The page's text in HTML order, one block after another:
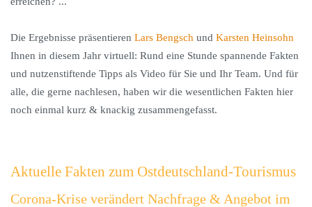
Die Ergebnisse präsentieren Lars Bengsch und Karsten Heinsohn
Ihnen in diesem Jahr virtuell: Rund eine Stunde spannende Fakten
und nutzenstiftende Tipps als Video für Sie und Ihr Team. Und für
alle, die gerne nachlesen, haben wir die wesentlichen Fakten hier
noch einmal kurz & knackig zusammengefasst.
Aktuelle Fakten zum Ostdeutschland-Tourismus
Corona-Krise verändert Nachfrage & Angebot im